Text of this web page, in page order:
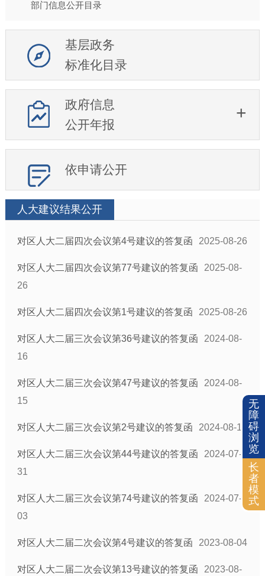
无
障
碍
浏
览
长
者
模
式
部门信息公开目录
基层政务
标准化目录
政府信息
公开年报
依申请公开
人大建议结果公开
对区人大二届四次会议第4号建议的答复函 2025-08-26
对区人大二届四次会议第77号建议的答复函
2025-08-
26
对区人大二届四次会议第1号建议的答复函 2025-08-26
对区人大二届三次会议第36号建议的答复函
2024-08-
16
对区人大二届三次会议第47号建议的答复函
2024-08-
15
对区人大二届三次会议第2号建议的答复函 2024-08-15
对区人大二届三次会议第44号建议的答复函
2024-07-
31
对区人大二届三次会议第74号建议的答复函
2024-07-
03
对区人大二届二次会议第4号建议的答复函 2023-08-04
对区人大二届二次会议第13号建议的答复函
2023-08-